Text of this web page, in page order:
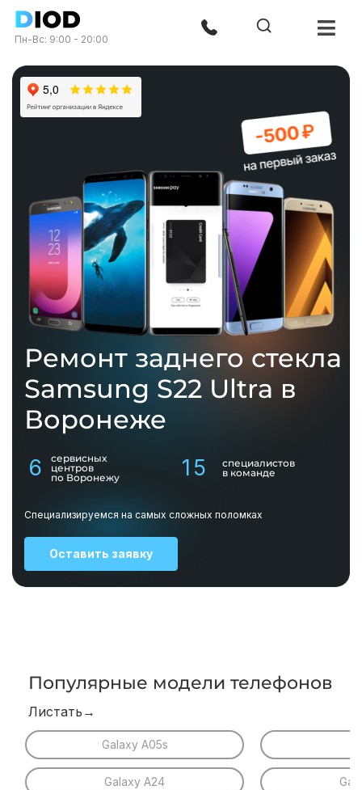
Пн-Вс: 9:00 - 20:00
Ремонт заднего стекла
Samsung S22 Ultra в
Воронеже
6
сервисных
центров
по Воронежу
15
специалистов
в команде
Специализируемся на самых сложных поломках
Оставить заявку
Популярные модели телефонов
Листать→
Galaxy A05s
Galaxy A24